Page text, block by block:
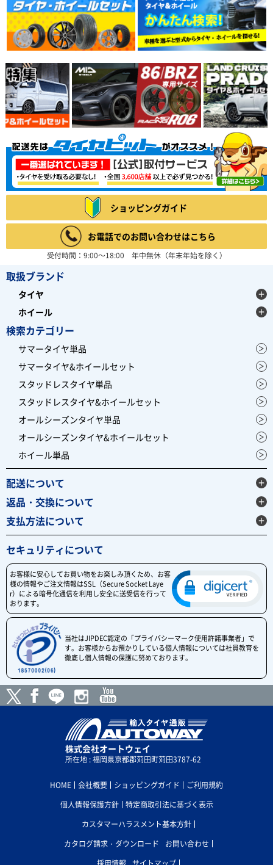
ショッピングガイド
お電話でのお問い合わせはこちら
受付時間：9:00～18:00 年中無休（年末年始を除く）
取扱ブランド
タイヤ
ホイール
検索カテゴリー
サマータイヤ単品
サマータイヤ&ホイールセット
スタッドレスタイヤ単品
スタッドレスタイヤ&ホイールセット
オールシーズンタイヤ単品
オールシーズンタイヤ&ホイールセット
ホイール単品
配送について
返品・交換について
支払方法について
セキュリティについて
お客様に安心してお買い物をお楽しみ頂くため、お客
様の情報やご注文情報はSSL（Secure Socket Laye
r）による暗号化通信を利用し安全に送受信を行って
おります。
当社はJIPDEC認定の「プライバシーマーク使用許諾事業者」で
す。お客様からお預かりしている個人情報については社員教育を
徹底し個人情報の保護に努めております。
株式会社オートウェイ
所在地 : 福岡県京都郡苅田町苅田3787-62
HOME 会社概要 ショッピングガイド
ご利用規約
個人情報保護方針
特定商取引法に基づく表示
カスタマーハラスメント基本方針
カタログ請求・ダウンロード
お問い合わせ